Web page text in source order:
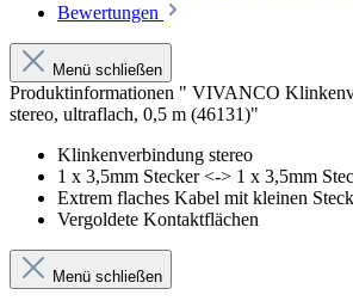
Bewertungen
Menü schließen
Produktinformationen " VIVANCO
stereo, ultraflach, 0,5 m (46131)"
Klinkenverbindung stereo
1 x 3,5mm Stecker <-> 1 x 3,5mm
Extrem flaches Kabel mit kleinen
Vergoldete Kontaktflächen
Menü schließen